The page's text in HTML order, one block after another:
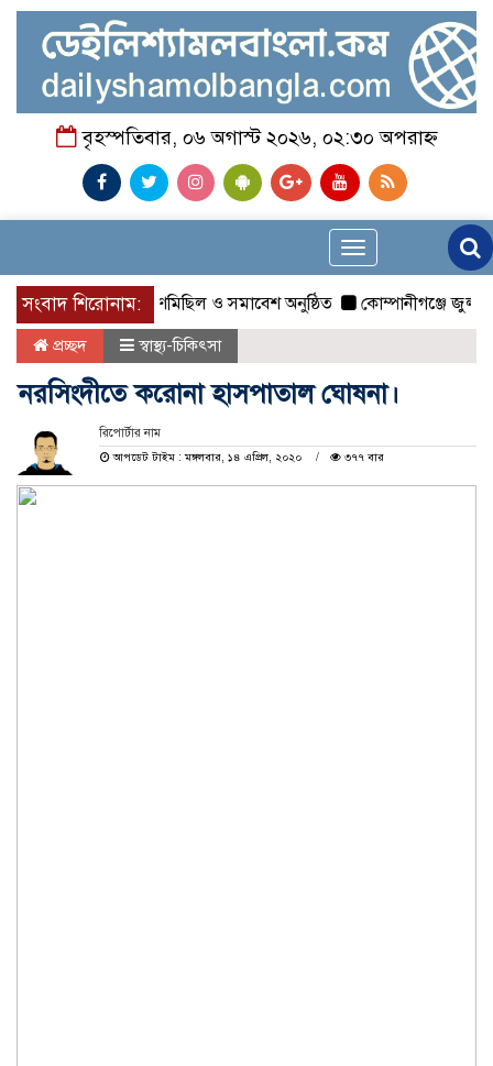
বৃহস্পতিবার, ০৬ অগাস্ট ২০২৬, ০২:৩০ অপরাহ্ন
Toggle
navigation
সংবাদ শিরোনাম:
ঐক্য জোটের গণমিছিল ও সমাবেশ অনুষ্ঠিত কোম্পানীগঞ্জে জুলাই
প্রচ্ছদ স্বাস্থ্য-চিকিৎসা
নরসিংদীতে করোনা হাসপাতাল ঘোষনা।
রিপোর্টার নাম
আপডেট টাইম : মঙ্গলবার, ১৪ এপ্রিল, ২০২০
৩৭৭ বার